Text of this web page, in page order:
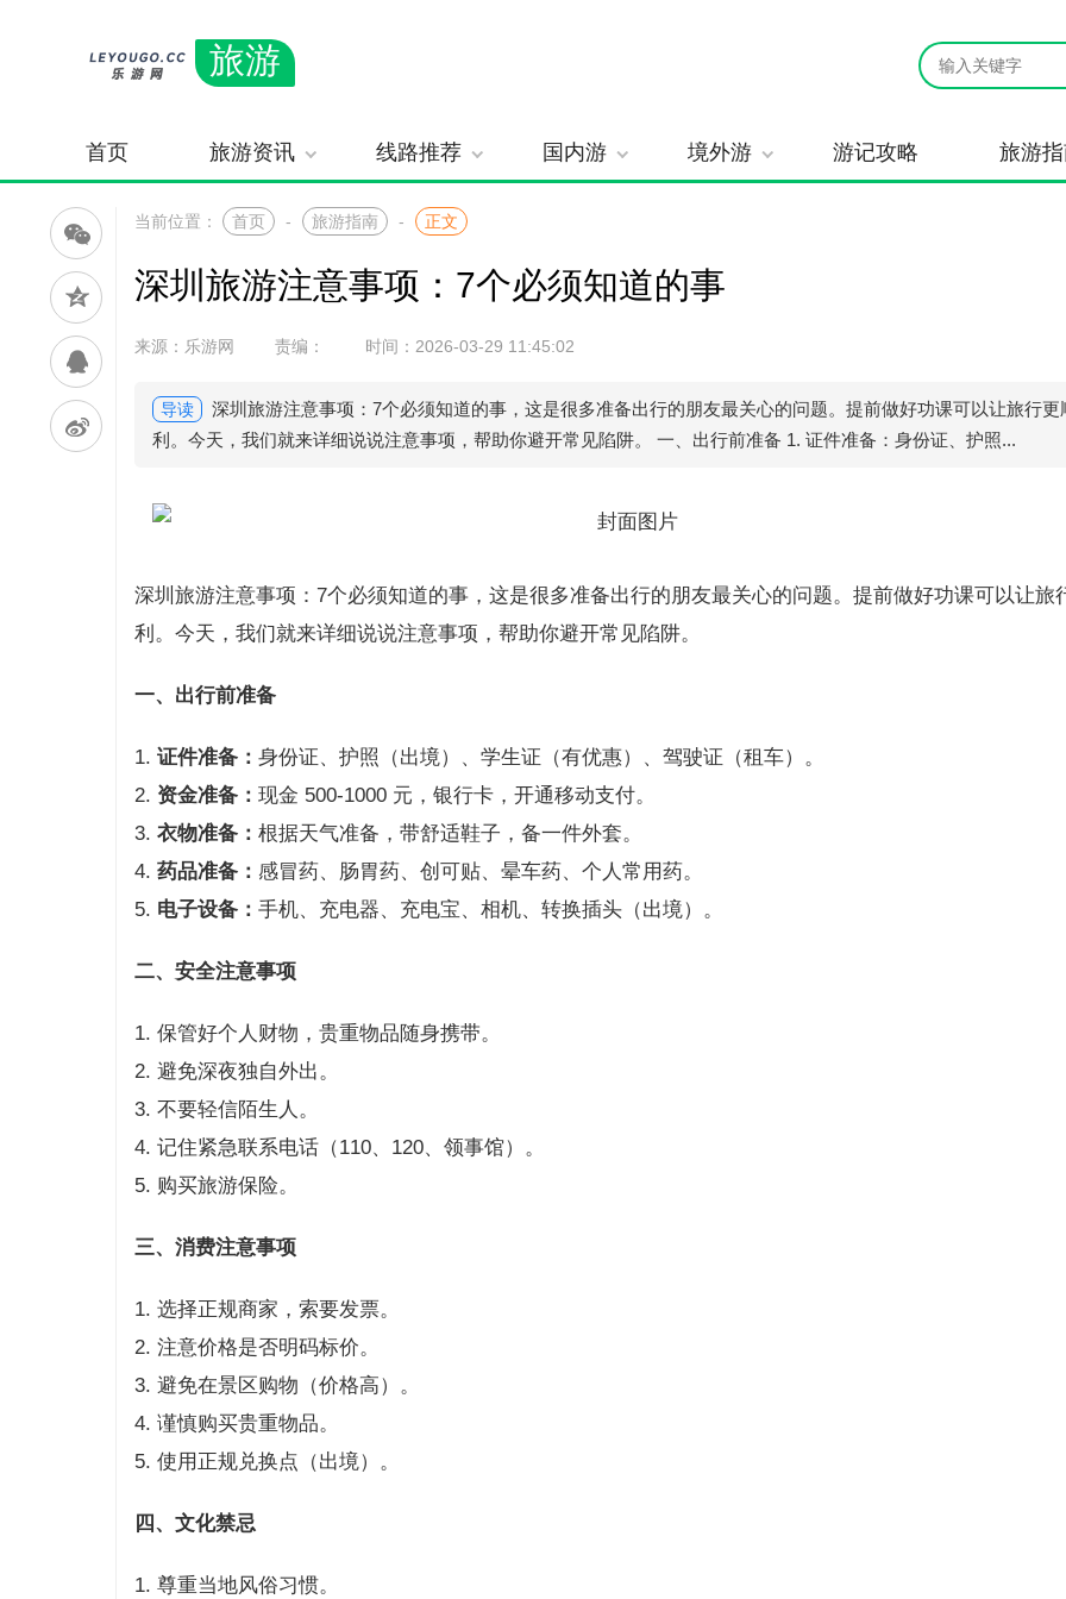
旅游
首页 旅游资讯 线路推荐 国内游 境外游 游记攻略 旅游
当前位置： 首页 - 旅游指南 - 正文
深圳旅游注意事项：7个必须知道的事
来源：乐游网 责编： 时间：2026-03-29 11:45:02
导读
深圳旅游注意事项：7个必须知道的事，这是很多准备出行的朋友最关心的问题。提前做好功课可以让旅行更
利。今天，我们就来详细说说注意事项，帮助你避开常见陷阱。 一、出行前准备 1. 证件准备：身份证、护照...
深圳旅游注意事项：7个必须知道的事，这是很多准备出行的朋友最关心的问题。提前做好功课可以让旅
利。今天，我们就来详细说说注意事项，帮助你避开常见陷阱。
一、出行前准备
1. 证件准备： 身份证、护照（出境）、学生证（有优惠）、驾驶证（租车）。
2. 资金准备： 现金 500-1000 元，银行卡，开通移动支付。
3. 衣物准备： 根据天气准备，带舒适鞋子，备一件外套。
4. 药品准备： 感冒药、肠胃药、创可贴、晕车药、个人常用药。
5. 电子设备： 手机、充电器、充电宝、相机、转换插头（出境）。
二、安全注意事项
1. 保管好个人财物，贵重物品随身携带。
2. 避免深夜独自外出。
3. 不要轻信陌生人。
4. 记住紧急联系电话（110、120、领事馆）。
5. 购买旅游保险。
三、消费注意事项
1. 选择正规商家，索要发票。
2. 注意价格是否明码标价。
3. 避免在景区购物（价格高）。
4. 谨慎购买贵重物品。
5. 使用正规兑换点（出境）。
四、文化禁忌
1. 尊重当地风俗习惯。